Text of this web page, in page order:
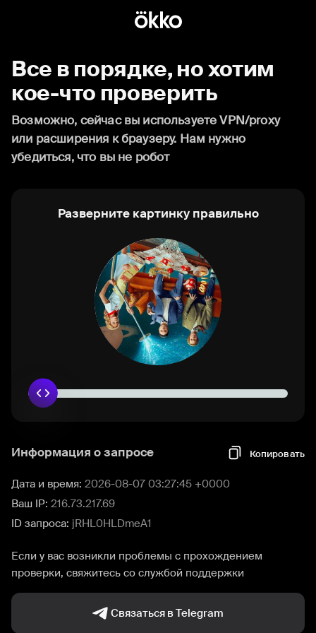
Все в порядке, но хотим
кое-что проверить
Возможно, сейчас вы используете VPN/proxy
или расширения к браузеру. Нам нужно
убедиться, что вы не робот
Разверните картинку правильно
Информация о запросе Копировать
Дата и время: 2026-08-07 03:27:45 +0000
Ваш IP: 216.73.217.69
ID запроса: jRHL0HLDmeA1
Если у вас возникли проблемы с прохождением
проверки, свяжитесь со службой поддержки
Связаться в Telegram